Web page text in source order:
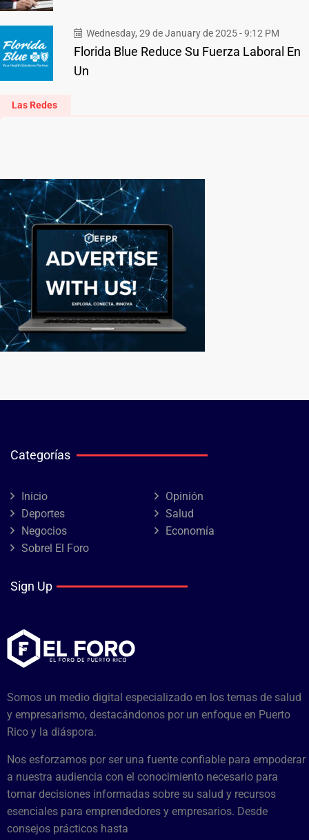
Wednesday, 29 de January de 2025 - 9:12 PM
Florida Blue Reduce Su Fuerza Laboral En
Un
Las Redes
Categorías
Inicio
Opinión
Deportes
Salud
Negocios
Economía
Sobrel El Foro
Sign Up
Somos un medio digital especializado en los temas de salud
y empresarismo, destacándonos por un enfoque en Puerto
Rico y la diáspora.
Nos esforzamos por ser una fuente confiable para empoderar
a nuestra audiencia con el conocimiento necesario para
tomar decisiones informadas sobre su salud y recursos
esenciales para emprendedores y empresarios. Desde
consejos prácticos hasta